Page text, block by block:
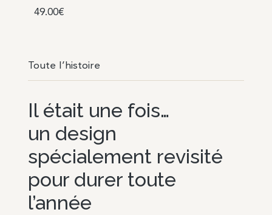
49.00€
Toute l’histoire
Il était une fois…
un design
spécialement revisité
pour durer toute
l’année